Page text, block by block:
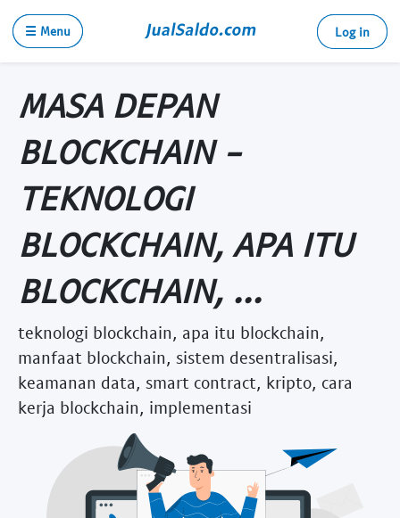
☰ Menu Log in
MASA DEPAN
BLOCKCHAIN -
TEKNOLOGI
BLOCKCHAIN, APA ITU
BLOCKCHAIN, ...
teknologi blockchain, apa itu blockchain,
manfaat blockchain, sistem desentralisasi,
keamanan data, smart contract, kripto, cara
kerja blockchain, implementasi